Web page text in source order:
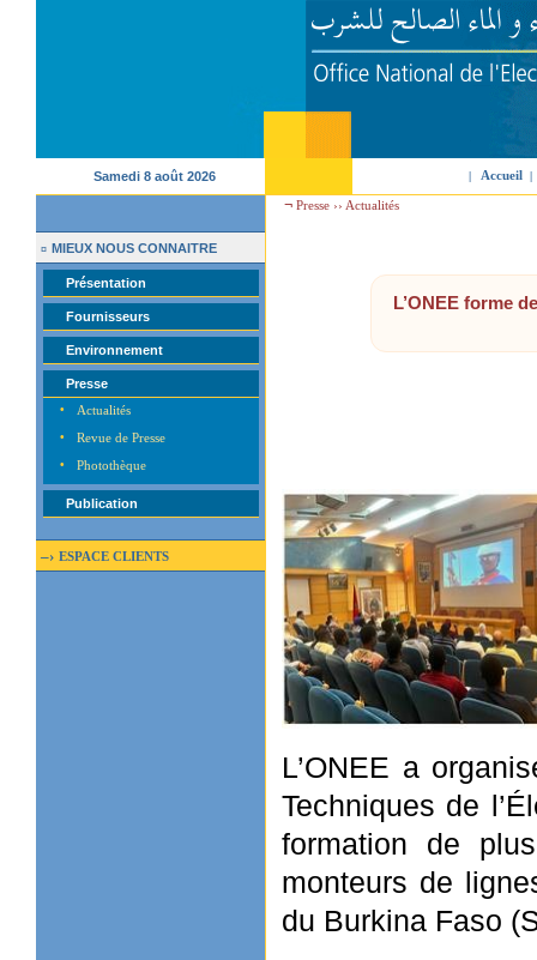
Samedi 8 août 2026 | Accueil |
¤ MIEUX NOUS CONNAITRE
Présentation
Fournisseurs
Environnement
Presse
• Actualités
• Revue de Presse
• Photothèque
Publication
–› ESPACE CLIENTS
¬ Presse ›› Actualités
L’ONEE forme
L’ONEE a
Techniques de
formation de
monteurs de
du Burkina Faso